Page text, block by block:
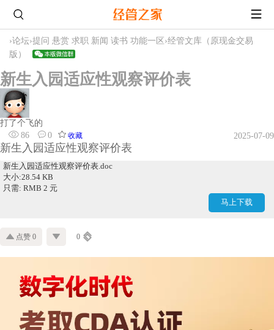
›论坛›提问 悬赏 求职 新闻 读书 功能一区 ›经管文库（原现金交易
版）
新生入园适应性观察评价表
打了个飞的
86
0 收藏 2025-07-09
新生入园适应性观察评价表
新生入园适应性观察评价表.doc
大小:28.54 KB
只需: RMB 2 元
马上下载
点赞 0 0